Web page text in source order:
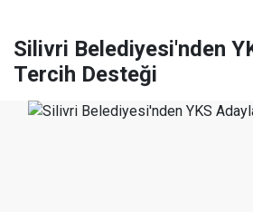
Silivri Belediyesi'nden
Tercih Desteği